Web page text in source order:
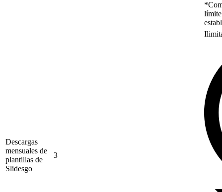
Descargas
mensuales de
plantillas de
Slidesgo
3